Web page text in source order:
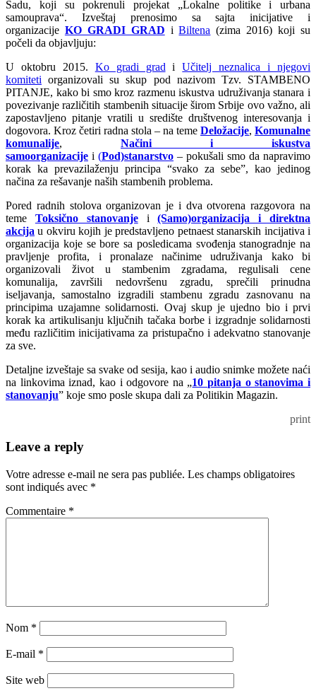
Sadu, koji su pokrenuli projekat „Lokalne politike i urbana
samouprava“. Izveštaj prenosimo sa sajta inicijative i
organizacije KO GRADI GRAD iBiltena (zima 2016) koji su
počeli da objavljuju:
U oktobru 2015. Ko gradi grad iUčitelj neznalica i njegovi
komiteti organizovali su skup pod nazivom Tzv. STAMBENO
PITANJE, kako bi smo kroz razmenu iskustva udruživanja stanara i
povezivanje različitih stambenih situacije širom Srbije ovo važno, ali
zapostavljeno pitanje vratili u središte društvenog interesovanja i
dogovora. Kroz četiri radna stola – na teme Deložacije, Komunalne
komunalije, Načini i iskustva
samoorganizacije i (Pod)stanarstvo – pokušali smo da napravimo
korak ka prevazilaženju principa “svako za sebe”, kao jedinog
načina za rešavanje naših stambenih problema.
Pored radnih stolova organizovan je i dva otvorena razgovora na
teme Toksično stanovanjei(Samo)organizacija i direktna
akcija u okviru kojih je predstavljeno petnaest stanarskih incijativa i
organizacija koje se bore sa posledicama svođenja stanogradnje na
pravljenje profita, i pronalaze načinime udruživanja kako bi
organizovali život u stambenim zgradama, regulisali cene
komunalija, završili nedovršenu zgradu, sprečili prinudna
iseljavanja, samostalno izgradili stambenu zgradu zasnovanu na
principima uzajamne solidarnosti. Ovaj skup je ujedno bio i prvi
korak ka artikulisanju ključnih tačaka borbe i izgradnje solidarnosti
među različitim inicijativama za pristupačno i adekvatno stanovanje
za sve.
Detaljne izveštaje sa svake od sesija, kao i audio snimke možete naći
na linkovima iznad, kao i odgovore na „10 pitanja o stanovima i
stanovanju” koje smo posle skupa dali za Politikin Magazin.
print
Leave a reply
Votre adresse e-mail ne sera pas publiée. Les champs obligatoires
sont indiqués avec *
Commentaire *
Nom *
E-mail *
Site web